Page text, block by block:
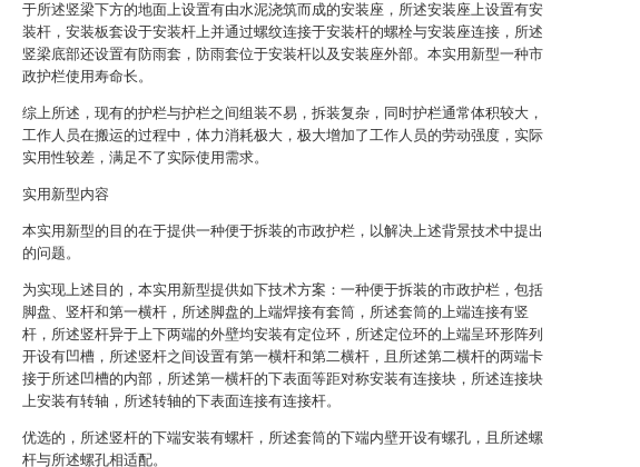
于所述竖梁下方的地面上设置有由水泥浇筑而成的安装座，所述安装座上设置有安
装杆，安装板套设于安装杆上并通过螺纹连接于安装杆的螺栓与安装座连接，所述
竖梁底部还设置有防雨套，防雨套位于安装杆以及安装座外部。本实用新型一种市
政护栏使用寿命长。
综上所述，现有的护栏与护栏之间组装不易，拆装复杂，同时护栏通常体积较大，
工作人员在搬运的过程中，体力消耗极大，极大增加了工作人员的劳动强度，实际
实用性较差，满足不了实际使用需求。
实用新型内容
本实用新型的目的在于提供一种便于拆装的市政护栏，以解决上述背景技术中提出
的问题。
为实现上述目的，本实用新型提供如下技术方案：一种便于拆装的市政护栏，包括
脚盘、竖杆和第一横杆，所述脚盘的上端焊接有套筒，所述套筒的上端连接有竖
杆，所述竖杆异于上下两端的外壁均安装有定位环，所述定位环的上端呈环形阵列
开设有凹槽，所述竖杆之间设置有第一横杆和第二横杆，且所述第二横杆的两端卡
接于所述凹槽的内部，所述第一横杆的下表面等距对称安装有连接块，所述连接块
上安装有转轴，所述转轴的下表面连接有连接杆。
优选的，所述竖杆的下端安装有螺杆，所述套筒的下端内壁开设有螺孔，且所述螺
杆与所述螺孔相适配。